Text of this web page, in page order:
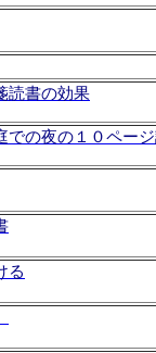
読書の効果
での夜の１０ペー
る